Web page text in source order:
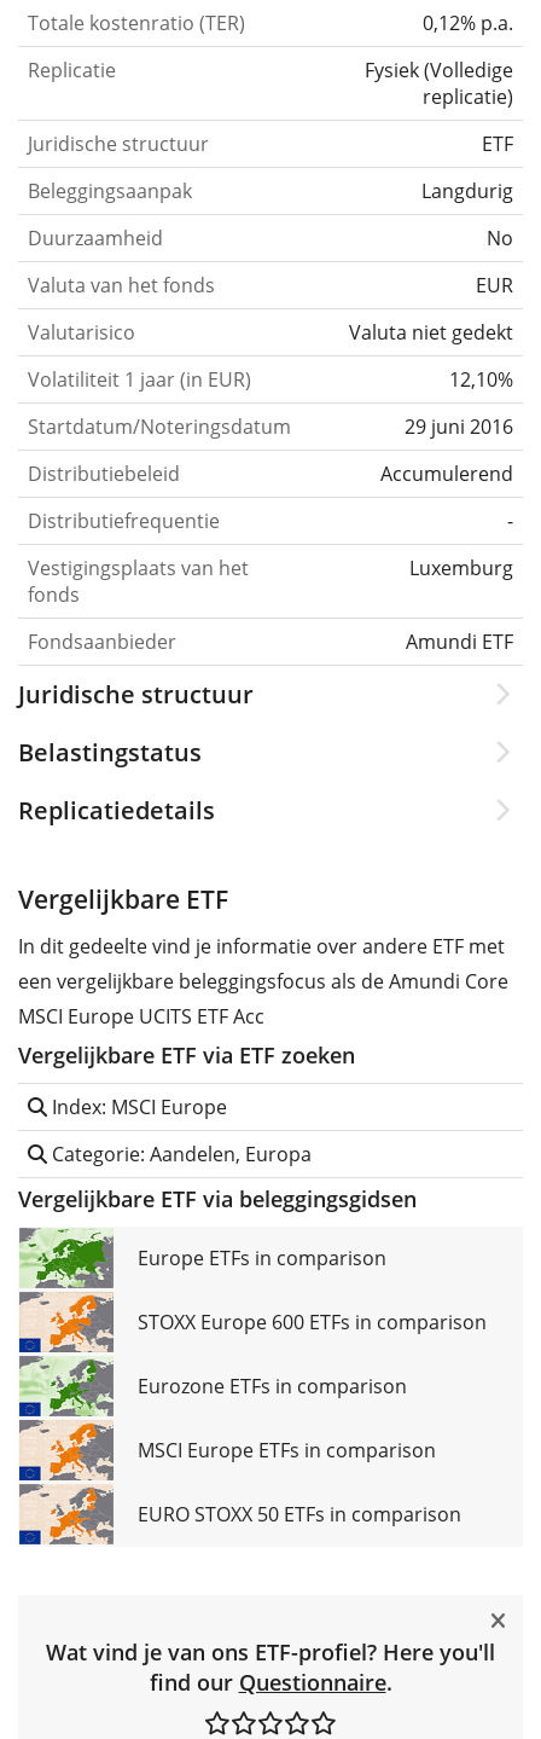
Totale kostenratio (TER)
0,12% p.a.
Replicatie
Fysiek(Volledige
replicatie)
Juridische structuur
ETF
Beleggingsaanpak
Langdurig
Duurzaamheid
No
Valuta van het fonds
EUR
Valutarisico
Valuta niet gedekt
Volatiliteit 1 jaar (in EUR)
12,10%
Startdatum/Noteringsdatum
29 juni 2016
Distributiebeleid
Accumulerend
Distributiefrequentie
-
Vestigingsplaats van het
fonds
Luxemburg
Fondsaanbieder Amundi ETF
Juridische structuur
Belastingstatus
Replicatiedetails
Vergelijkbare ETF
In dit gedeelte vind je informatie over andere ETF met
een vergelijkbare beleggingsfocus als de Amundi Core
MSCI Europe UCITS ETF Acc
Vergelijkbare ETF via ETF zoeken
Index: MSCI Europe
Categorie: Aandelen, Europa
Vergelijkbare ETF via beleggingsgidsen
Europe ETFs in comparison
STOXX Europe 600 ETFs in comparison
Eurozone ETFs in comparison
MSCI Europe ETFs in comparison
EURO STOXX 50 ETFs in comparison
Wat vind je van ons ETF-profiel? Here you'll
find our Questionnaire.